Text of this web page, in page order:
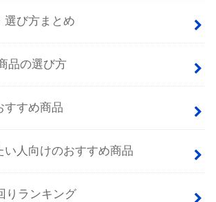
選び方まとめ
品の選び方
すすめ商品
い人向けのおすすめ商品
りランキング